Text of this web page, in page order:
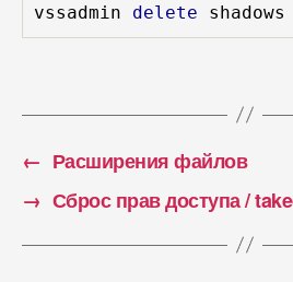
vssadmin delete shadows
← Расширения файлов
→ Сброс прав доступа /